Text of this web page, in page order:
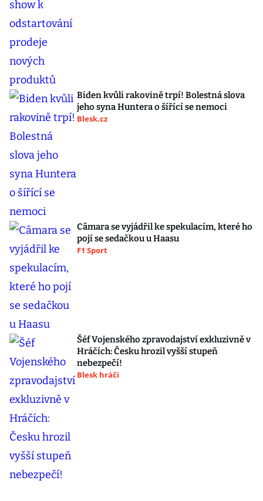
Biden kvůli rakovině trpí! Bolestná slova
jeho syna Huntera o šířící se nemoci
Blesk.cz
Câmara se vyjádřil ke spekulacím, které ho
pojí se sedačkou u Haasu
F1 Sport
Šéf Vojenského zpravodajství exkluzivně v
Hráčích: Česku hrozil vyšší stupeň
nebezpečí!
Blesk hráči